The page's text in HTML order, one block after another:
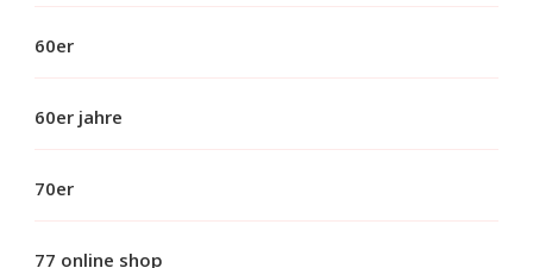
60er
60er jahre
70er
77 online shop